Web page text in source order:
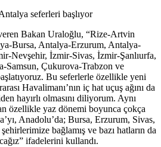
seferleri başlıyor
Bakan Uraloğlu, “Rize-Artvin
Bursa, Antalya-Erzurum, Antalya-
Nevşehir, İzmir-Sivas, İzmir-Şanlıurfa,
Samsun, Çukurova-Trabzon ve
Bu seferlerle özellikle yeni
Havalimanı’nın iç hat uçuş ağını da
hayırlı olmasını diliyorum. Aynı
özellikle yaz dönemi boyunca çokça
Anadolu’da; Bursa, Erzurum, Sivas,
bağlamış ve bazı hatların da
ifadelerini kullandı.